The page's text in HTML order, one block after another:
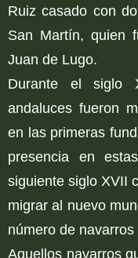
Ruiz casado con
San Martín, quien
Juan de Lugo.
Durante el siglo
andaluces fueron
en las primeras
presencia en
siguiente siglo XVII
migrar al nuevo
número de navarros
Aquellos navarros